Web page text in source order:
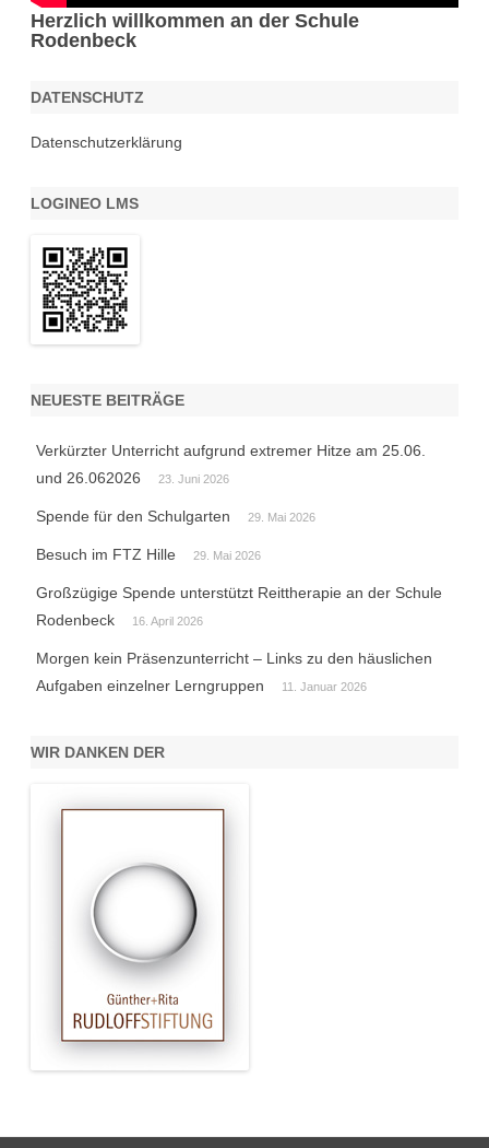
Herzlich willkommen an der Schule
Rodenbeck
DATENSCHUTZ
Datenschutzerklärung
LOGINEO LMS
NEUESTE BEITRÄGE
Verkürzter Unterricht aufgrund extremer Hitze am 25.06.
und 26.062026
23. Juni 2026
Spende für den Schulgarten 29. Mai 2026
Besuch im FTZ Hille 29. Mai 2026
Großzügige Spende unterstützt Reittherapie an der Schule
Rodenbeck
16. April 2026
Morgen kein Präsenzunterricht – Links zu den häuslichen
Aufgaben einzelner Lerngruppen
11. Januar 2026
WIR DANKEN DER